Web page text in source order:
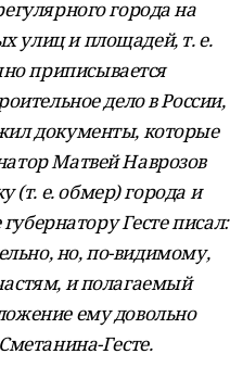
города на
улиц и площадей, т. е.
приписывается
дело в России,
документы, которые
Матвей Наврозов
(т. е. обмер) города и
Гесте писал:
но, по-видимому,
и полагаемый
ему довольно
Гесте.